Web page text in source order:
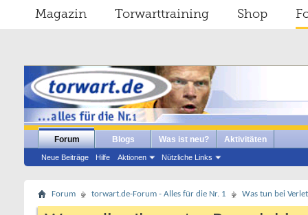
Magazin Torwarttraining Shop
Forum
Neue Beiträge Hilfe Aktionen Nützliche Links
Blogs Was ist neu? Aktivitäten
Forum torwart.de-Forum - Alles für die Nr. 1 Was tun bei